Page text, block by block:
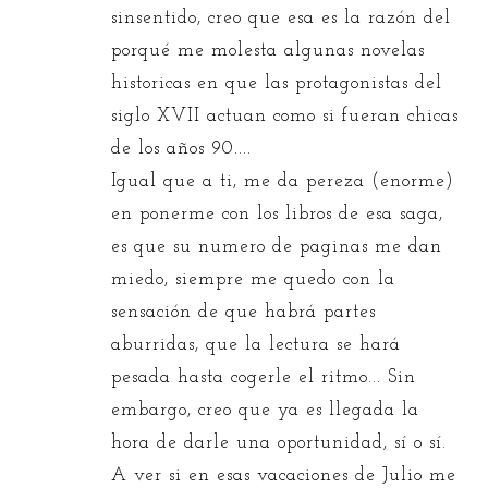
sinsentido, creo que esa es la razón del
porqué me molesta algunas novelas
historicas en que las protagonistas del
siglo XVII actuan como si fueran chicas
de los años 90....
Igual que a ti, me da pereza (enorme)
en ponerme con los libros de esa saga,
es que su numero de paginas me dan
miedo, siempre me quedo con la
sensación de que habrá partes
aburridas, que la lectura se hará
pesada hasta cogerle el ritmo... Sin
embargo, creo que ya es llegada la
hora de darle una oportunidad, sí o sí.
A ver si en esas vacaciones de Julio me